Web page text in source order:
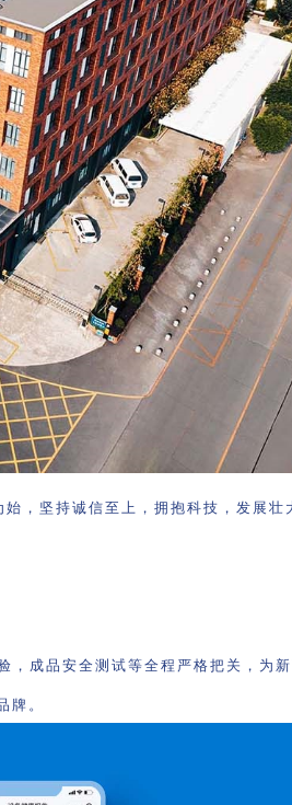
，坚持诚信至上，拥抱科技，发展壮
，成品安全测试等全程严格把关，为
。